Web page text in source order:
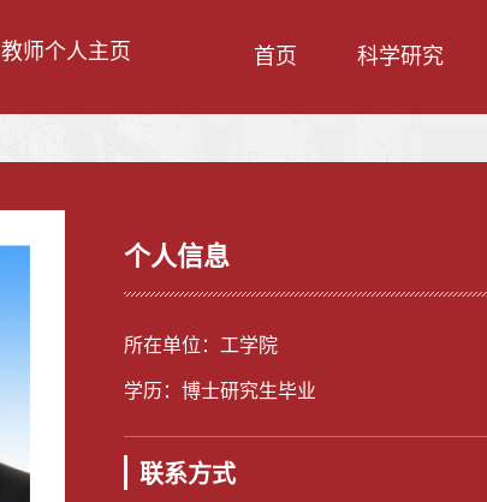
教师个人主页 首页 科学研究
个人信息
所在单位：工学院
学历：博士研究生毕业
联系方式